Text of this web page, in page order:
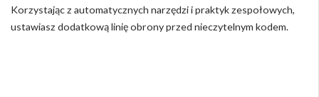
Korzystając z automatycznych narzędzi i praktyk zespołowych,
ustawiasz dodatkową linię obrony przed nieczytelnym kodem.